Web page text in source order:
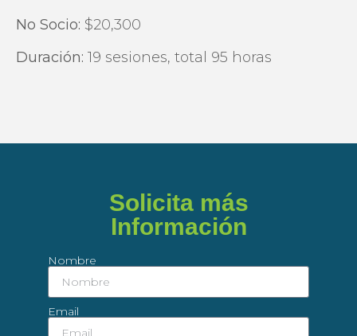
No Socio: $20,300
Duración: 19 sesiones, total 95 horas
Solicita más
Información
Nombre
Email